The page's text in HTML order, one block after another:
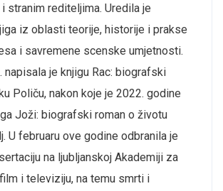
i stranim rediteljima. Uredila je
iz oblasti teorije, historije i prakse
i savremene scenske umjetnosti.
napisala je knjigu Rac: biografski
Poliču, nakon koje je 2022. godine
Joži: biografski roman o životu
U februaru ove godine odbranila je
na ljubljanskoj Akademiji za
i televiziju, na temu smrti i